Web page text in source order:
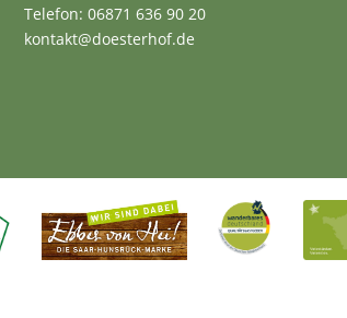
Telefon: 06871 636 90 20
kontakt@doesterhof.de